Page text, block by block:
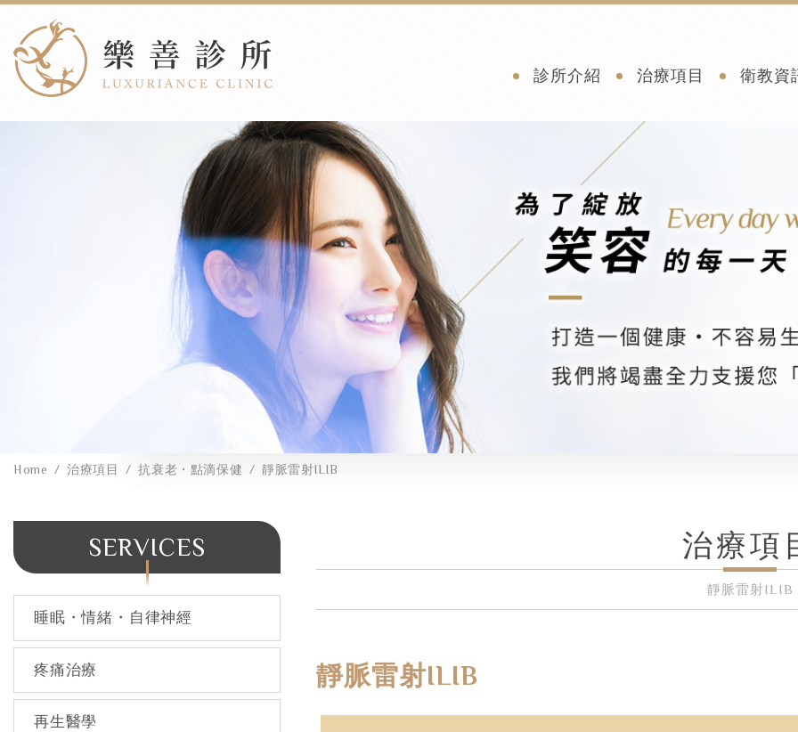
診所介紹 治療項目 衛教資
Home 治療項目 抗衰老・點滴保健 靜脈雷射ILIB
SERVICES
睡眠・情緒・自律神經
疼痛治療
再生醫學
治療項
靜脈雷射ILIB
靜脈雷射ILIB